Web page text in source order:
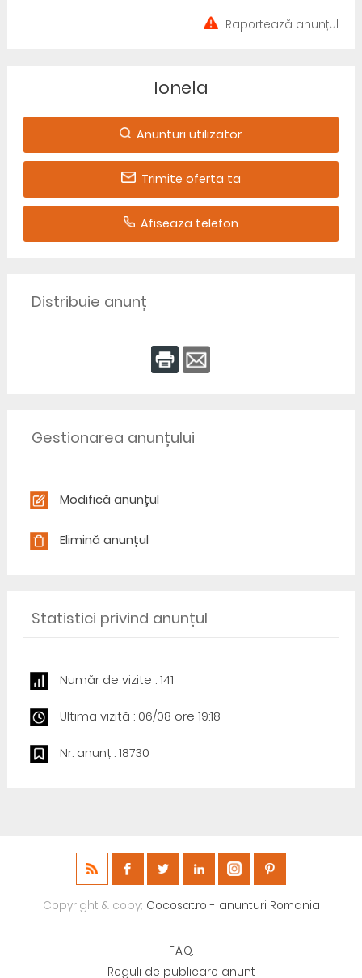
Raportează anunțul
Ionela
Anunturi utilizator
Trimite oferta ta
Afiseaza telefon
Distribuie anunț
Gestionarea anunțului
Modifică anunțul
Elimină anunțul
Statistici privind anunțul
Număr de vizite : 141
Ultima vizită : 06/08 ore 19:18
Nr. anunț : 18730
Copyright & copy; Cocosat.ro - anunturi Romania
F.A.Q.
Reguli de publicare anunt